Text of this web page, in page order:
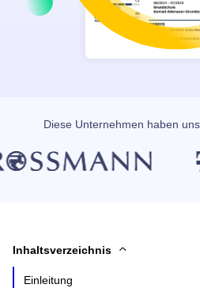
Diese Unternehmen haben
Inhaltsverzeichnis
Einleitung